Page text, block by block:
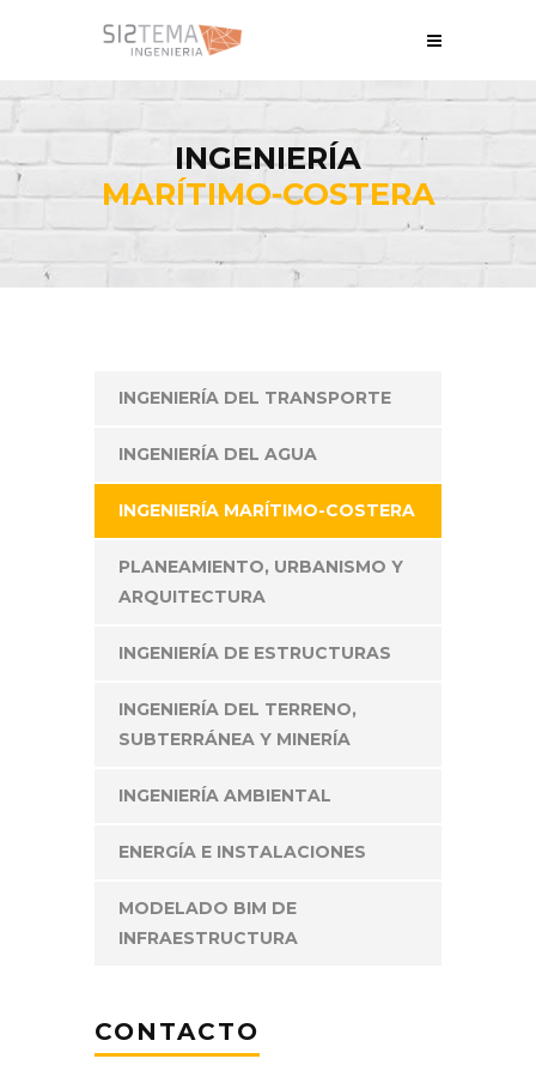
INGENIERÍA
MARÍTIMO-COSTERA
INGENIERÍA DEL TRANSPORTE
INGENIERÍA DEL AGUA
INGENIERÍA MARÍTIMO-COSTERA
PLANEAMIENTO, URBANISMO Y
ARQUITECTURA
INGENIERÍA DE ESTRUCTURAS
INGENIERÍA DEL TERRENO,
SUBTERRÁNEA Y MINERÍA
INGENIERÍA AMBIENTAL
ENERGÍA E INSTALACIONES
MODELADO BIM DE
INFRAESTRUCTURA
CONTACTO